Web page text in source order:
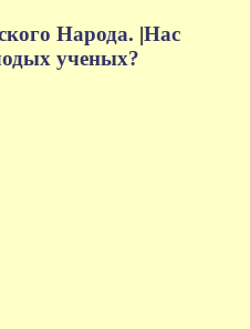
Народа. |Нас
ученых?